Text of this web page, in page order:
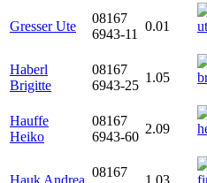
Gresser Ute
08167
6943-11
0.01
Haberl
Brigitte
08167
6943-25
1.05
Hauffe
Heiko
08167
6943-60
2.09
08167